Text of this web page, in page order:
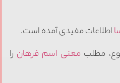
اطلاعات مفیدی آمده است.
مطلب معنی اسم فرهانرا